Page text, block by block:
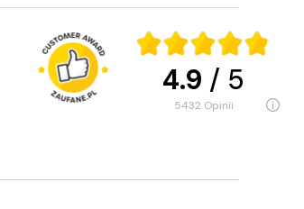
4.9 / 5
5432 opinii